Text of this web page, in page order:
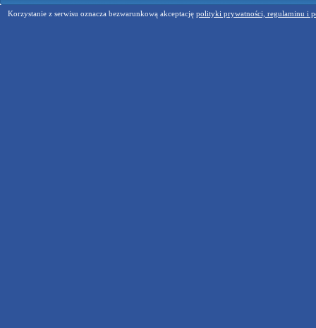
Korzystanie z serwisu oznacza bezwarunkową akceptację polityki prywatności, regulaminu i